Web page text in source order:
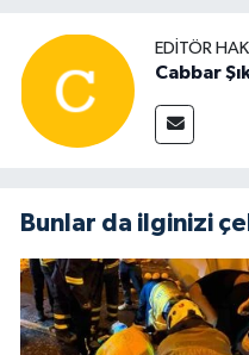
EDITÖR
Cabbar
Bunlar da ilginizi